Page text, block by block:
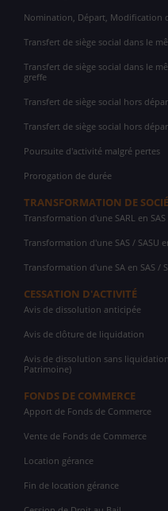
Nomination, Départ, Modification
Transfert de siège social dans le
Transfert de siège social dans le
greffe
Transfert de siège social hors
Transfert de siège social hors
Poursuite d'activité malgré pertes
Prorogation de durée
TRANSFORMATION DE
Transformation d'une SARL en SAS
Transformation d'une SAS / SASU
Transformation d'une SA en SAS /
CESSATION D'ACTIVITÉ
Avis de dissolution anticipée
Avis de clôture de liquidation
Avis de dissolution sans
Patrimoine)
FONDS DE COMMERCE
Apport de Fonds de Commerce
Vente de Fonds de Commerce
Location gérance
Fin de location gérance